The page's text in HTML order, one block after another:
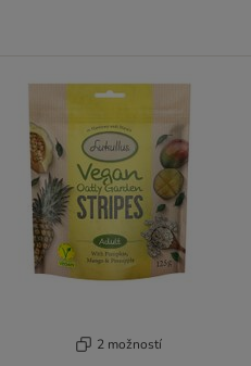
2 možností